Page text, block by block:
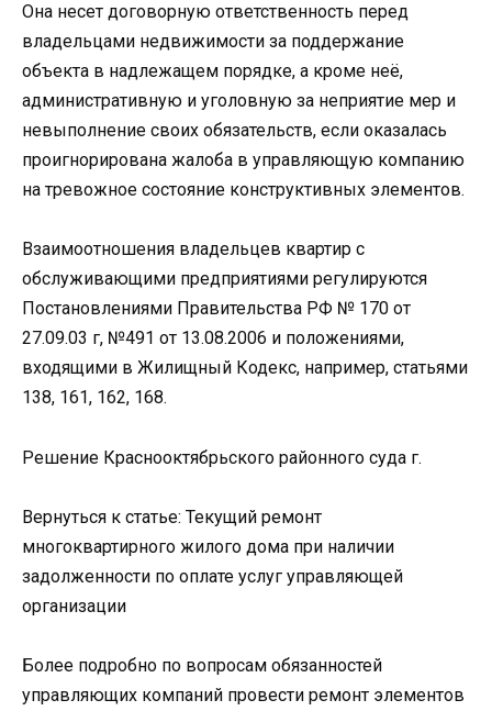
Она несет договорную ответственность перед
владельцами недвижимости за поддержание
объекта в надлежащем порядке, а кроме неё,
административную и уголовную за неприятие мер и
невыполнение своих обязательств, если оказалась
проигнорирована жалоба в управляющую компанию
на тревожное состояние конструктивных элементов.
Взаимоотношения владельцев квартир с
обслуживающими предприятиями регулируются
Постановлениями Правительства РФ № 170 от
27.09.03 г, №491 от 13.08.2006 и положениями,
входящими в Жилищный Кодекс, например, статьями
138, 161, 162, 168.
Решение Краснооктябрьского районного суда г.
Вернуться к статье: Текущий ремонт
многоквартирного жилого дома при наличии
задолженности по оплате услуг управляющей
организации
Более подробно по вопросам обязанностей
управляющих компаний провести ремонт элементов